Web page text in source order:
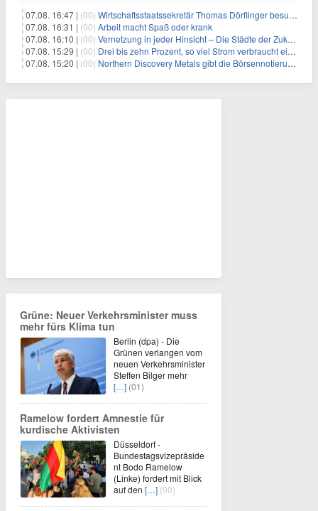
07.08. 16:47 | (00) Wirtschaftsstaatssekretär Thomas Dörflinger besucht Handwerksbetrieb im Kammerbezirk Freiburg
07.08. 16:31 | (00) Arbeit macht Spaß oder krank
07.08. 16:10 | (00) Vernetzung in jeder Hinsicht – Die Städte der Zukunft sind grün-blau
07.08. 15:29 | (00) Drei bis zehn Prozent, so viel Strom verbraucht ein Aufzug im Gebäude
07.08. 15:20 | (00) Northern Discovery Metals gibt die Börsennotierung an der Frankfurter Wertpapierbörse bekannt
Grüne: Neuer Verkehrsminister muss
mehr fürs Klima tun
Berlin (dpa) - Die
Grünen verlangen vom
neuen Verkehrsminister
Steffen Bilger mehr
[…] (01)
Ramelow fordert Amnestie für
kurdische Aktivisten
Düsseldorf -
Bundestagsvizepräside
nt Bodo Ramelow
(Linke) fordert mit Blick
auf den […] (00)